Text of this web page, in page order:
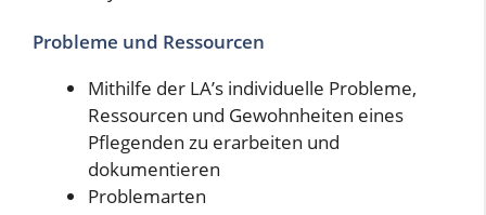
Probleme und Ressourcen
Mithilfe der LA’s individuelle Probleme,
Ressourcen und Gewohnheiten eines
Pflegenden zu erarbeiten und
dokumentieren
Problemarten